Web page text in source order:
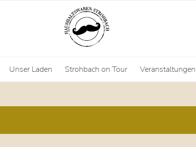
Unser Laden Strohbach on Tour Veranstaltungen